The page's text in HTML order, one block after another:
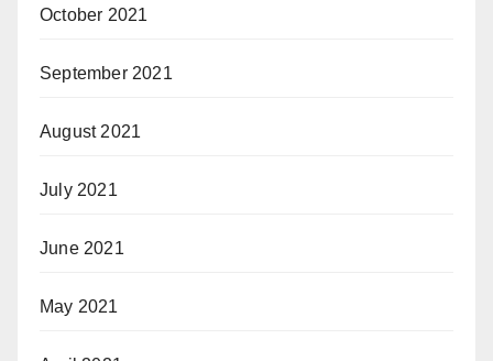
October 2021
September 2021
August 2021
July 2021
June 2021
May 2021